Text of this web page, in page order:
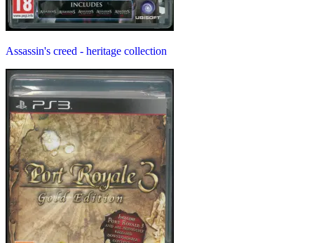
Assassin's creed - heritage collection